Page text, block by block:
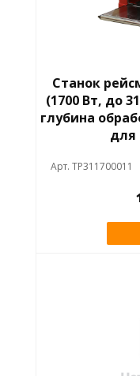
Станок
(1700 Вт, до
глубина
для
Арт. TP311700011